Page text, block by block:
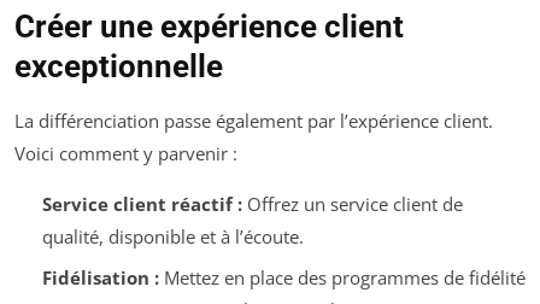
Créer une expérience client
exceptionnelle
La différenciation passe également par l’expérience client.
Voici comment y parvenir :
Service client réactif :Offrez un service client de
qualité, disponible et à l’écoute.
Fidélisation :Mettez en place des programmes de fidélité